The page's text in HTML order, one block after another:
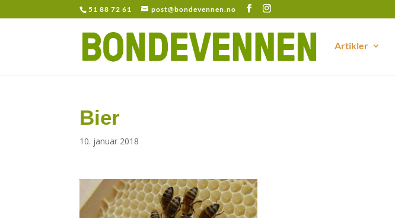
51 88 72 61 post@bondevennen.no
Artikler
Bier
10. januar 2018